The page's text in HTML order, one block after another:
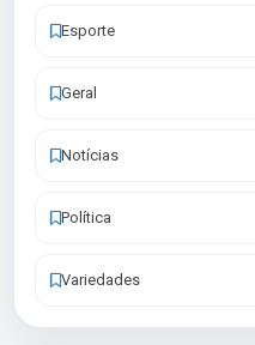
Esporte
Geral
Notícias
Política
Variedades